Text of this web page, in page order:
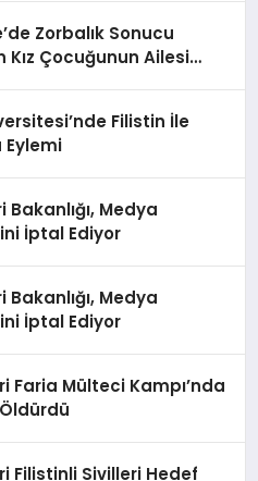
Zorbalık Sonucu
Kız Çocuğunun Ailesi
Filistin İle
Eylemi
Bakanlığı, Medya
İptal Ediyor
Bakanlığı, Medya
İptal Ediyor
Faria Mülteci Kampı’nda
Filistinli Sivilleri Hedef